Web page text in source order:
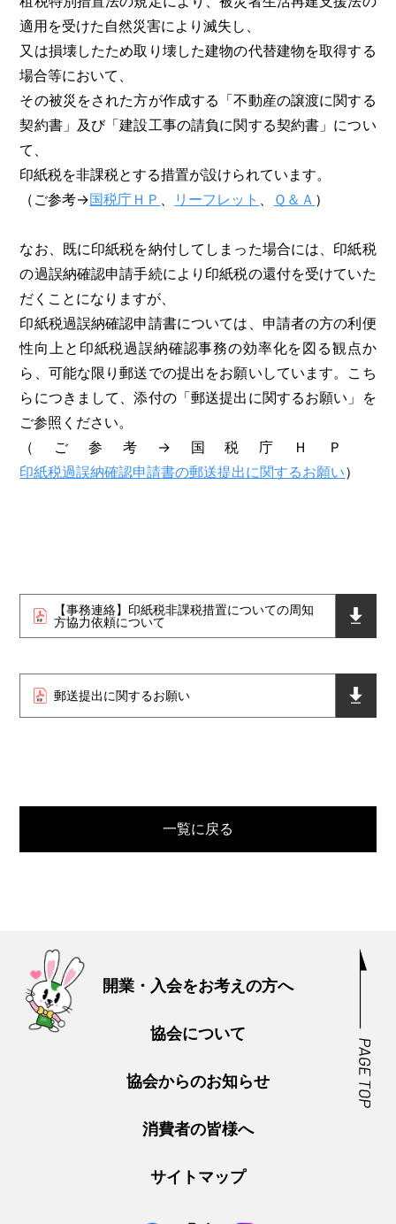
適用を受けた自然災害により滅失し、
又は損壊したため取り壊した建物の代替建物を取得する
場合等において、
その被災をされた方が作成する「不動産の譲渡に関する
契約書」及び「建設工事の請負に関する契約書」につい
て、
印紙税を非課税とする措置が設けられています。
（ご参考→国税庁ＨＰ リーフレット Ｑ＆Ａ ）
なお、既に印紙税を納付してしまった場合には、印紙税
の過誤納確認申請手続により印紙税の還付を受けていた
だくことになりますが、
印紙税過誤納確認申請書については、申請者の方の利便
性向上と印紙税過誤納確認事務の効率化を図る観点か
ら、可能な限り郵送での提出をお願いしています。こち
らにつきまして、添付の「郵送提出に関するお願い」を
ご参照ください。
（ご参考→国税庁ＨＰ
印紙税過誤納確認申請書の郵送提出に関するお願い）
【事務連絡】印紙税非課税措置についての周知
方協力依頼について
郵送提出に関するお願い
一覧に戻る
開業・入会をお考えの方へ
協会について
協会からのお知らせ
消費者の皆様へ
サイトマップ